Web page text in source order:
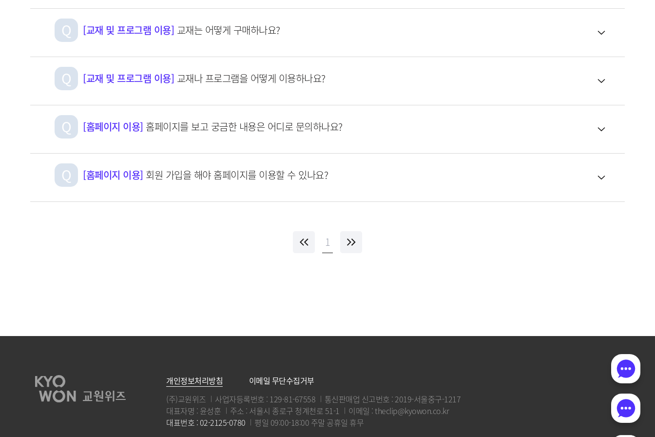
[교재 및 프로그램 이용] 교재는 어떻게 구매하나요?
[교재 및 프로그램 이용] 교재나 프로그램을 어떻게 이용하나요?
[홈페이지 이용] 홈페이지를 보고 궁금한 내용은 어디로 문의하나요?
[홈페이지 이용] 회원 가입을 해야 홈페이지를 이용할 수 있나요?
1
개인정보처리방침
이메일 무단수집거부
(주)교원위즈
사업자등록번호 : 129-81-67558
통신판매업 신고번호 : 2019-서울중구-1217
대표자명 : 윤성훈
주소 : 서울시 종로구 청계천로 51-1
이메일 : theclip@kyowon.co.kr
대표번호 : 02-2125-0780
평일 09:00-18:00 주말 공휴일 휴무